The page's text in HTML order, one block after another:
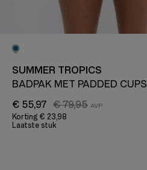
SUMMER TROPICS
BADPAK MET PADDED CUPS
€ 55,97
€ 79,95
Korting € 23,98
Laatste stuk